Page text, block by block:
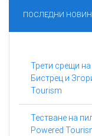
ПОСЛЕДНИ
Трети срещи
Бистрец и
Tourism
Тестване на
Powered